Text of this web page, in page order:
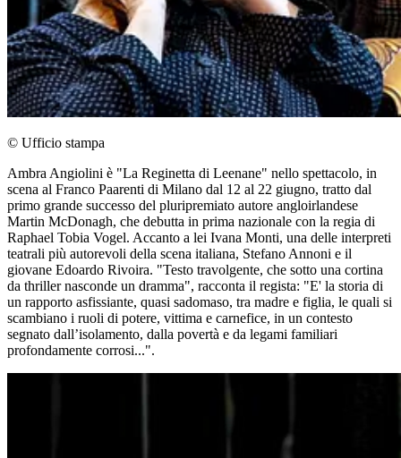
© Ufficio stampa
Ambra Angiolini è "La Reginetta di Leenane" nello spettacolo, in
scena al Franco Paarenti di Milano dal 12 al 22 giugno, tratto dal
primo grande successo del pluripremiato autore angloirlandese
Martin McDonagh, che debutta in prima nazionale con la regia di
Raphael Tobia Vogel. Accanto a lei Ivana Monti, una delle interpreti
teatrali più autorevoli della scena italiana, Stefano Annoni e il
giovane Edoardo Rivoira. "Testo travolgente, che sotto una cortina
da thriller nasconde un dramma", racconta il regista: "E' la storia di
un rapporto asfissiante, quasi sadomaso, tra madre e figlia, le quali si
scambiano i ruoli di potere, vittima e carnefice, in un contesto
segnato dall’isolamento, dalla povertà e da legami familiari
profondamente corrosi...".